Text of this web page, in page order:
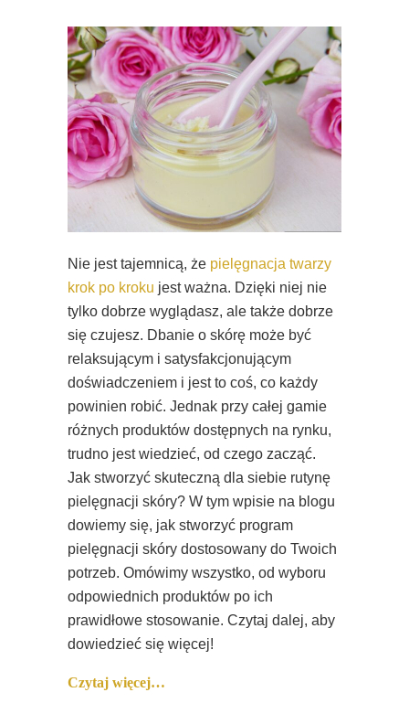
Nie jest tajemnicą, że pielęgnacja twarzy
krok po kroku jest ważna. Dzięki niej nie
tylko dobrze wyglądasz, ale także dobrze
się czujesz. Dbanie o skórę może być
relaksującym i satysfakcjonującym
doświadczeniem i jest to coś, co każdy
powinien robić. Jednak przy całej gamie
różnych produktów dostępnych na rynku,
trudno jest wiedzieć, od czego zacząć.
Jak stworzyć skuteczną dla siebie rutynę
pielęgnacji skóry? W tym wpisie na blogu
dowiemy się, jak stworzyć program
pielęgnacji skóry dostosowany do Twoich
potrzeb. Omówimy wszystko, od wyboru
odpowiednich produktów po ich
prawidłowe stosowanie. Czytaj dalej, aby
dowiedzieć się więcej!
Czytaj więcej…